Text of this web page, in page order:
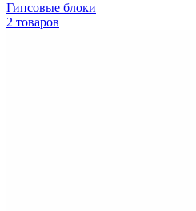
Гипсовые блоки
2 товаров